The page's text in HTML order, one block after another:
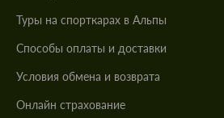
Туры на спорткарах в Альпы
Cпособы оплаты и доставки
Условия обмена и возврата
Онлайн страхование